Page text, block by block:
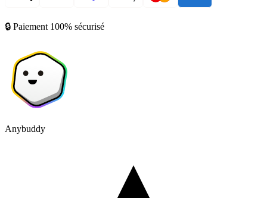
🔒 Paiement 100% sécurisé
Anybuddy